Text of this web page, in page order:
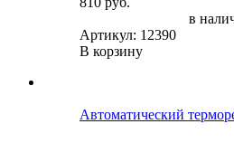
в
Артикул: 12390
В корзину
Автоматический